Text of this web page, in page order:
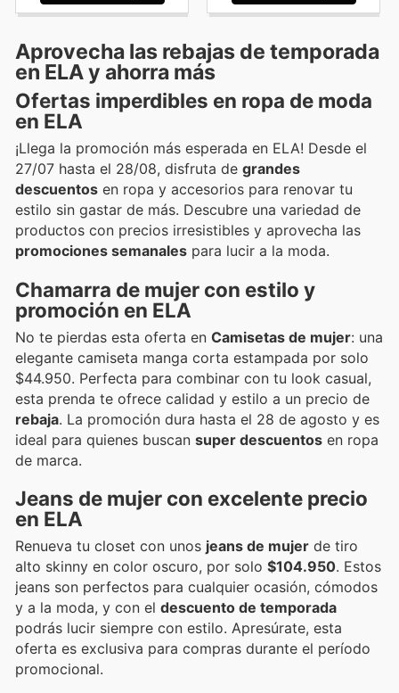
Aprovecha las rebajas de temporada
en ELA y ahorra más
Ofertas imperdibles en ropa de moda
en ELA
¡Llega la promoción más esperada en ELA! Desde el
27/07 hasta el 28/08, disfruta de grandes
descuentos en ropa y accesorios para renovar tu
estilo sin gastar de más. Descubre una variedad de
productos con precios irresistibles y aprovecha las
promociones semanales para lucir a la moda.
Chamarra de mujer con estilo y
promoción en ELA
No te pierdas esta oferta en Camisetas de mujer: una
elegante camiseta manga corta estampada por solo
$44.950. Perfecta para combinar con tu look casual,
esta prenda te ofrece calidad y estilo a un precio de
rebaja. La promoción dura hasta el 28 de agosto y es
ideal para quienes buscan super descuentos en ropa
de marca.
Jeans de mujer con excelente precio
en ELA
Renueva tu closet con unos jeans de mujer de tiro
alto skinny en color oscuro, por solo $104.950. Estos
jeans son perfectos para cualquier ocasión, cómodos
y a la moda, y con el descuento de temporada
podrás lucir siempre con estilo. Apresúrate, esta
oferta es exclusiva para compras durante el período
promocional.